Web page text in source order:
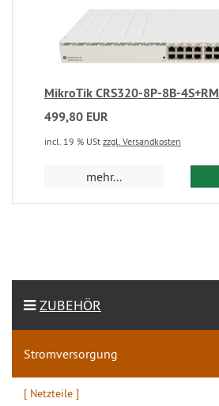
MikroTik CRS320-8P-8B-4S+RM
499,80 EUR
incl. 19 % USt zzgl. Versandkosten
mehr...
ZUBEHÖR
Stromversorgung
[ Netzteile ]